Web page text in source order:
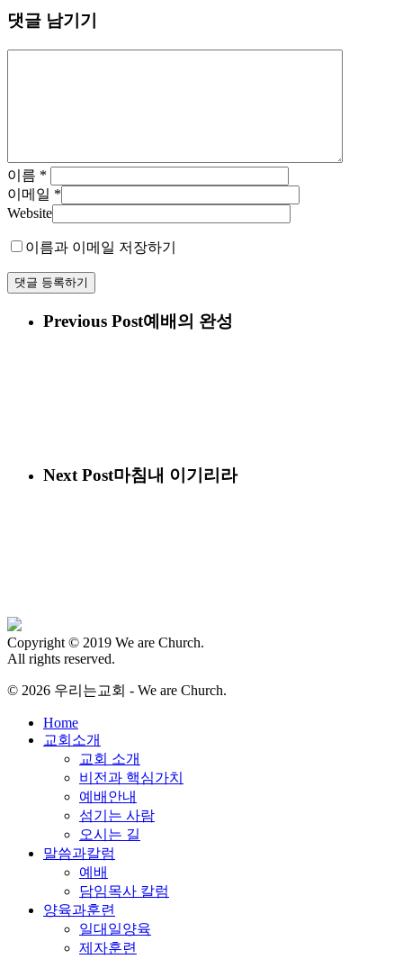
댓글 남기기
이름 *
이메일 *
Website
이름과 이메일 저장하기
Previous Post예배의 완성
Next Post마침내 이기리라
Copyright © 2019 We are Church.
All rights reserved.
© 2026 우리는교회 - We are Church.
Close
Menu
Home
교회소개
교회 소개
비전과 핵심가치
예배안내
섬기는 사람
오시는 길
말씀과칼럼
예배
담임목사 칼럼
양육과훈련
일대일양육
제자훈련